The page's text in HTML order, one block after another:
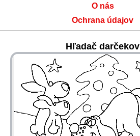
O nás
Ochrana údajov
Hľadač darčekov